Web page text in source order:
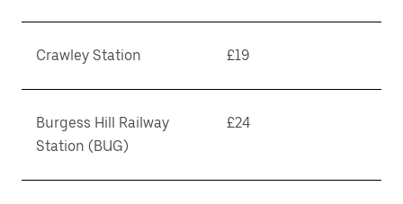
Crawley Station £19
Burgess Hill Railway
Station (BUG)
£24